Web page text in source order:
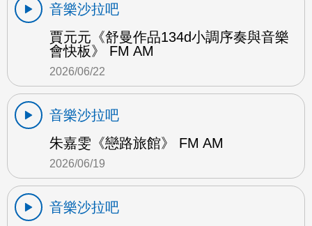
音樂沙拉吧
賈元元《舒曼作品134d小調序奏與音樂
會快板》 FM AM
2026/06/22
音樂沙拉吧
朱嘉雯《戀路旅館》 FM AM
2026/06/19
音樂沙拉吧